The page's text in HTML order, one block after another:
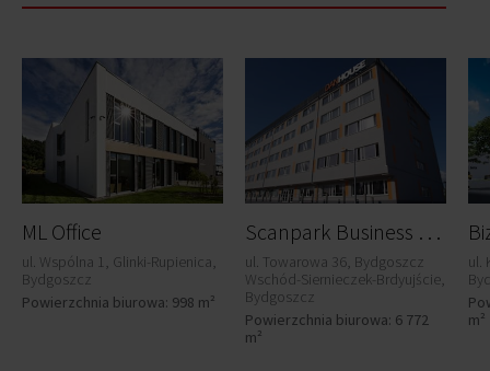
ML Office
ul. Wspólna 1, Glinki-Rupienica,
Bydgoszcz
Powierzchnia biurowa: 998 m²
S
canpark Business Center - DANHOUSE
ul. Towarowa 36, Bydgoszcz
Wschód-Siernieczek-Brdyujście,
Bydgoszcz
Powierzchnia biurowa: 6 772
m²
ul.
m²